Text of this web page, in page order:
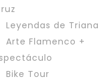
Leyendas de Triana
Arte Flamenco +
Bike Tour